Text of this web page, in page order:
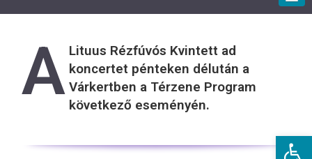
A Lituus Rézfúvós Kvintett ad
koncertet pénteken délután a
Várkertben a Térzene Program
következő eseményén.